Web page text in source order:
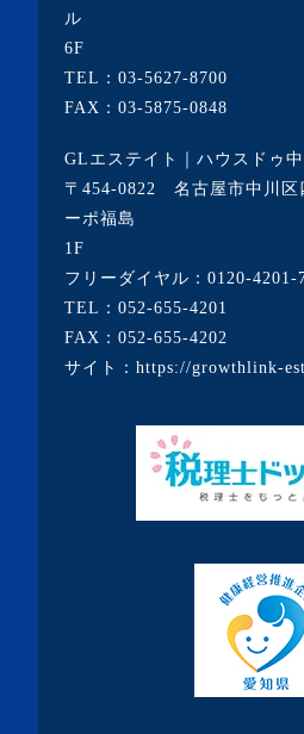
ル
6F
TEL： 03-5627-8700
FAX：03-5875-0848
GLエステイト｜ハウスドゥ
〒454-0822 名古屋市中川
ーポ福島
1F
フリーダイヤル： 0120-4201-
TEL： 052-655-4201
FAX：052-655-4202
サイト： https://growthlink-